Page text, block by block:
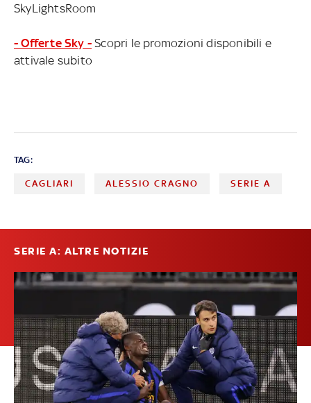
SkyLightsRoom
- Offerte Sky - Scopri le promozioni disponibili e
attivale subito
TAG:
CAGLIARI ALESSIO CRAGNO SERIE A
SERIE A: ALTRE NOTIZIE